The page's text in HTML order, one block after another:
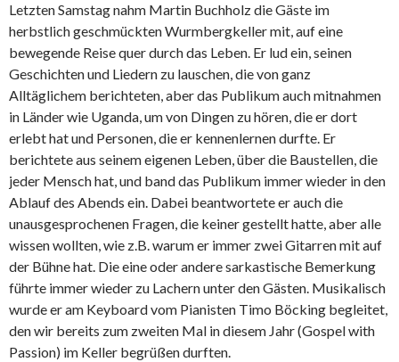
Letzten Samstag nahm Martin Buchholz die Gäste im
herbstlich geschmückten Wurmbergkeller mit, auf eine
bewegende Reise quer durch das Leben. Er lud ein, seinen
Geschichten und Liedern zu lauschen, die von ganz
Alltäglichem berichteten, aber das Publikum auch mitnahmen
in Länder wie Uganda, um von Dingen zu hören, die er dort
erlebt hat und Personen, die er kennenlernen durfte. Er
berichtete aus seinem eigenen Leben, über die Baustellen, die
jeder Mensch hat, und band das Publikum immer wieder in den
Ablauf des Abends ein. Dabei beantwortete er auch die
unausgesprochenen Fragen, die keiner gestellt hatte, aber alle
wissen wollten, wie z.B. warum er immer zwei Gitarren mit auf
der Bühne hat. Die eine oder andere sarkastische Bemerkung
führte immer wieder zu Lachern unter den Gästen. Musikalisch
wurde er am Keyboard vom Pianisten Timo Böcking begleitet,
den wir bereits zum zweiten Mal in diesem Jahr (Gospel with
Passion) im Keller begrüßen durften.